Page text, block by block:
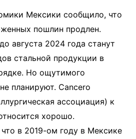
Мексики сообщило, что
пошлин продлен.
августа 2024 года станут
стальной продукции в
Но ощутимого
планируют. Cancero
ассоциация) к
хорошо.
в 2019-ом году в Мексике